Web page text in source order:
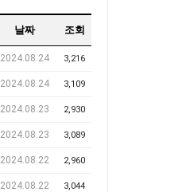
날짜 조회
2024.08.24 3,216
2024.08.24 3,109
2024.08.23 2,930
2024.08.23 3,089
2024.08.22 2,960
2024.08.22 3,044